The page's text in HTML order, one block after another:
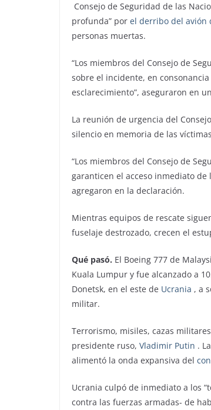
Consejo de Seguridad de las
profunda” por el derribo del avión
personas muertas.
“Los miembros del Consejo de
sobre el incidente, en
esclarecimiento”, aseguraron en
La reunión de urgencia del
silencio en memoria de las
“Los miembros del Consejo de
garanticen el acceso inmediato
agregaron en la declaración.
Mientras equipos de rescate
fuselaje destrozado, crecen el
Qué pasó. El Boeing 777 de
Kuala Lumpur y fue alcanzado a
Donetsk, en el este de Ucrania , a
militar.
Terrorismo, misiles, cazas
presidente ruso, Vladimir Putin .
alimentó la onda expansiva del
Ucrania culpó de inmediato a los
contra las fuerzas armadas- de